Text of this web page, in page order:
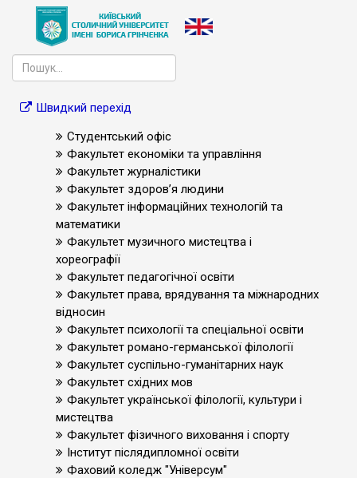
Швидкий перехід
Студентський офіс
Факультет економіки та управління
Факультет журналістики
Факультет здоров’я людини
Факультет інформаційних технологій та
математики
Факультет музичного мистецтва і
хореографії
Факультет педагогічної освіти
Факультет права, врядування та міжнародних
відносин
Факультет психології та спеціальної освіти
Факультет романо-германської філології
Факультет суспільно-гуманітарних наук
Факультет східних мов
Факультет української філології, культури і
мистецтва
Факультет фізичного виховання і спорту
Інститут післядипломної освіти
Фаховий коледж "Універсум"